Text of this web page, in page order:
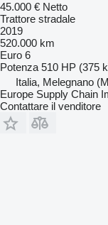
45.000 € Netto
Trattore stradale
2019
520.000 km
Euro 6
Potenza 510 HP (375
Italia, Melegnano
Europe Supply Chain
Contattare il venditore